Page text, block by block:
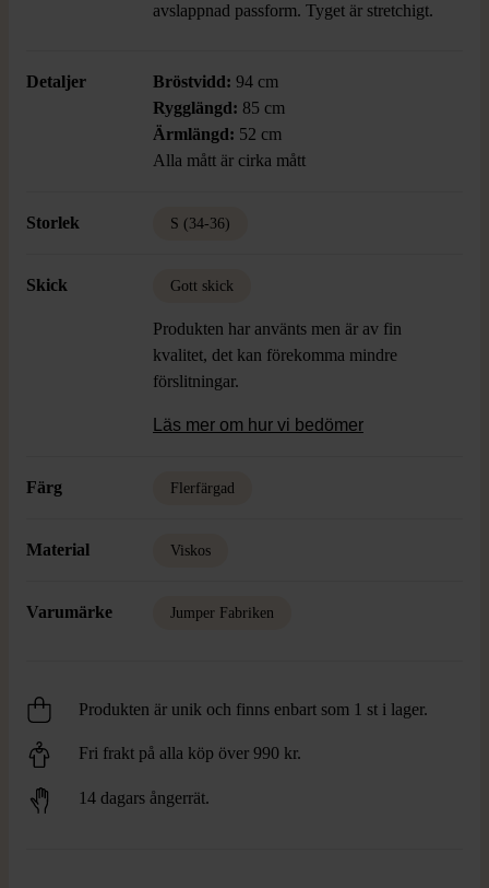
avslappnad passform. Tyget är stretchigt.
Detaljer Bröstvidd: 94 cm
Rygglängd: 85 cm
Ärmlängd: 52 cm
Alla mått är cirka mått
Storlek S (34-36)
Skick Gott skick
Produkten har använts men är av fin
kvalitet, det kan förekomma mindre
förslitningar.
Läs mer om hur vi bedömer
Färg Flerfärgad
Material Viskos
Varumärke Jumper Fabriken
Produkten är unik och finns enbart som 1 st i lager.
Fri frakt på alla köp över 990 kr.
14 dagars ångerrät.